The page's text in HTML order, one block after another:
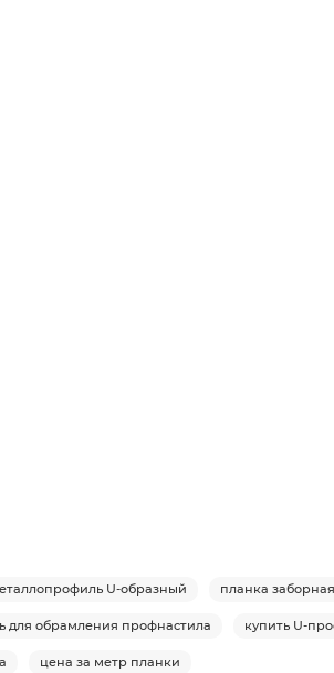
U-образный планка заборная
для обрамления профнастила купить U-
цена за метр планки